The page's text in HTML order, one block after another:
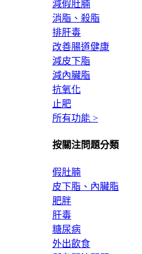
減假肚腩
消脂、殺脂
排肝毒
改善腸道健康
減皮下脂
減內臟脂
抗氧化
止肥
所有功能 >
按關注問題分類
假肚腩
皮下脂、內臟脂
肥胖
肝毒
糖尿病
外出飲食